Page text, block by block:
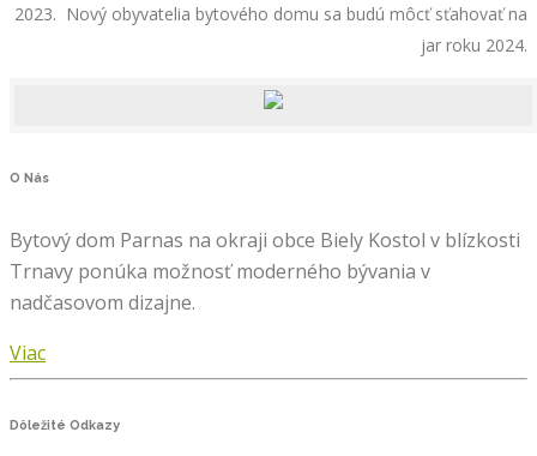
2023. Nový obyvatelia bytového domu sa budú môcť sťahovať na
jar roku 2024.
O Nás
Bytový dom Parnas na okraji obce Biely Kostol v blízkosti
Trnavy ponúka možnosť moderného bývania v
nadčasovom dizajne.
Viac
Dôležité Odkazy